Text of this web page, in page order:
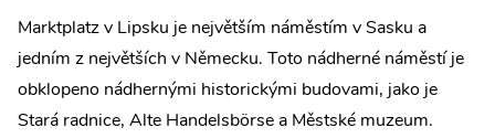
Marktplatz v Lipsku je největším náměstím v Sasku a
jedním z největších v Německu. Toto nádherné náměstí je
obklopeno nádhernými historickými budovami, jako je
Stará radnice, Alte Handelsbörse a Městské muzeum.